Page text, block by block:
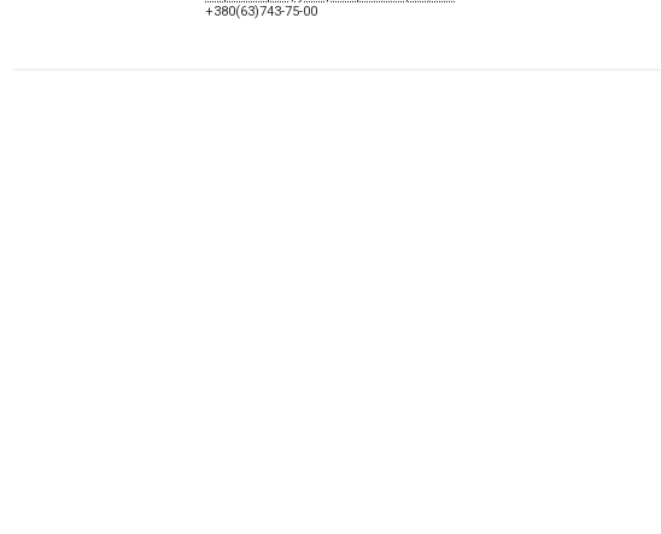
+380(63)743-75-00